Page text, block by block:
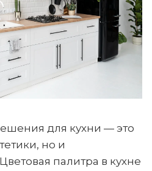
для кухни — это
но и
палитра в кухне